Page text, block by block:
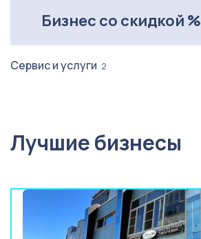
Бизнес со скидкой %
Сервис и услуги 2
Лучшие бизнесы